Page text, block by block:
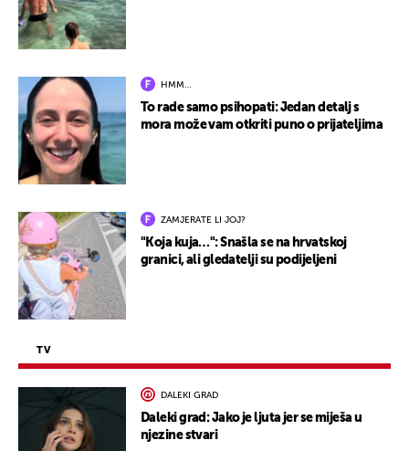
HMM…
To rade samo psihopati: Jedan detalj s
mora može vam otkriti puno o prijateljima
ZAMJERATE LI JOJ?
"Koja kuja…": Snašla se na hrvatskoj
granici, ali gledatelji su podijeljeni
TV
DALEKI GRAD
Daleki grad: Jako je ljuta jer se miješa u
njezine stvari